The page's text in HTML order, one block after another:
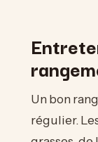
Un bon
régulier.